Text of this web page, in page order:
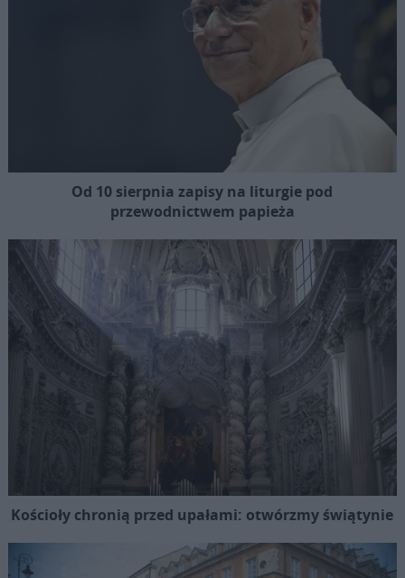
Od 10 sierpnia zapisy na liturgie pod
przewodnictwem papieża
Kościoły chronią przed upałami: otwórzmy świątynie